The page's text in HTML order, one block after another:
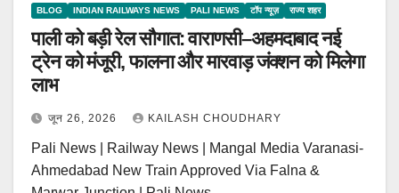
BLOG INDIAN RAILWAYS NEWS PALI NEWS टॉप न्यूज़ राज्य शहर
पाली को बड़ी रेल सौगात: वाराणसी–अहमदाबाद नई
ट्रेन को मंजूरी, फालना और मारवाड़ जंक्शन को मिलेगा
लाभ
जून 26, 2026 KAILASH CHOUDHARY
Pali News | Railway News | Mangal Media Varanasi-
Ahmedabad New Train Approved Via Falna &